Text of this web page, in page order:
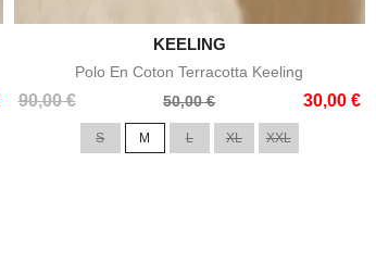
Aperçu rapide
KEELING
Polo En Coton Terracotta Keeling
90,00 €
Prix
50,00 € 30,00 €
Prix
S M L XL XXL